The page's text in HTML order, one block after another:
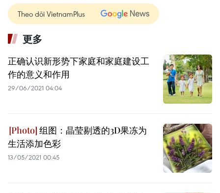
Theo dõi VietnamPlus
更多
正确认识新形势下家庭和家庭建设工
作的意义和作用
29/06/2021 04:04
组图：晶莹剔透的3D果冻为
生活添加色彩
13/05/2021 00:45